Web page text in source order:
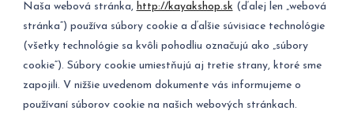
Naša webová stránka, http://kayakshop.sk (ďalej len „webová
stránka“) používa súbory cookie a ďalšie súvisiace technológie
(všetky technológie sa kvôli pohodliu označujú ako „súbory
cookie“). Súbory cookie umiestňujú aj tretie strany, ktoré sme
zapojili. V nižšie uvedenom dokumente vás informujeme o
používaní súborov cookie na našich webových stránkach.